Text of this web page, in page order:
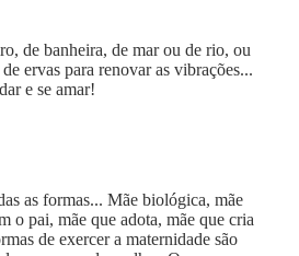
de banheira, de mar ou de rio, ou
ervas para renovar as vibrações...
e se amar!
as formas... Mãe biológica, mãe
o pai, mãe que adota, mãe que cria
de exercer a maternidade são